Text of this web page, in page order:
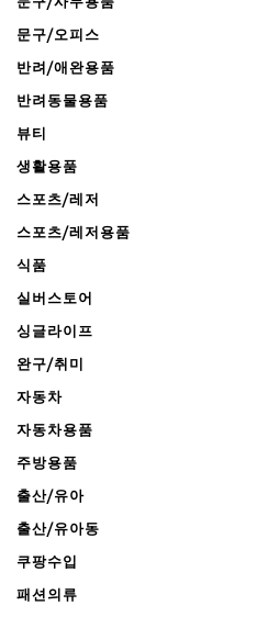
문구/오피스
반려/애완용품
반려동물용품
뷰티
생활용품
스포츠/레저
스포츠/레저용품
식품
실버스토어
싱글라이프
완구/취미
자동차
자동차용품
주방용품
출산/유아
출산/유아동
쿠팡수입
패션의류